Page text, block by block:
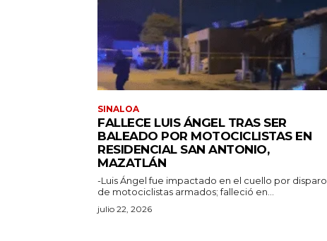
SINALOA
FALLECE LUIS ÁNGEL TRAS SER
BALEADO POR MOTOCICLISTAS EN
RESIDENCIAL SAN ANTONIO,
MAZATLÁN
-Luis Ángel fue impactado en el cuello por disparo
de motociclistas armados; falleció en...
julio 22, 2026